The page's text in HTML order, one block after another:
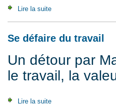
Lire la suite
Se défaire du travail
Un détour par
le travail, la
Lire la suite